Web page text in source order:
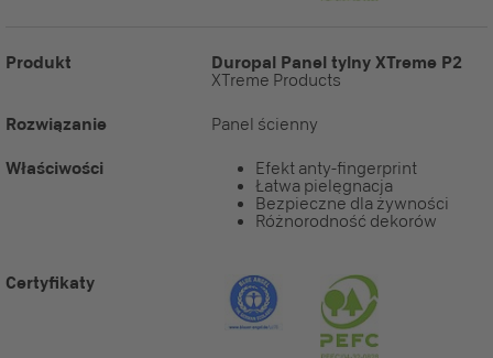
Produkt Duropal Panel tylny XTreme P2
XTreme Products
Rozwiązanie Panel ścienny
Właściwości
Efekt anty-fingerprint
Łatwa pielęgnacja
Bezpieczne dla żywności
Różnorodność dekorów
Certyfikaty